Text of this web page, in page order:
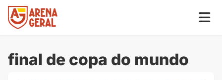
final de copa do mundo